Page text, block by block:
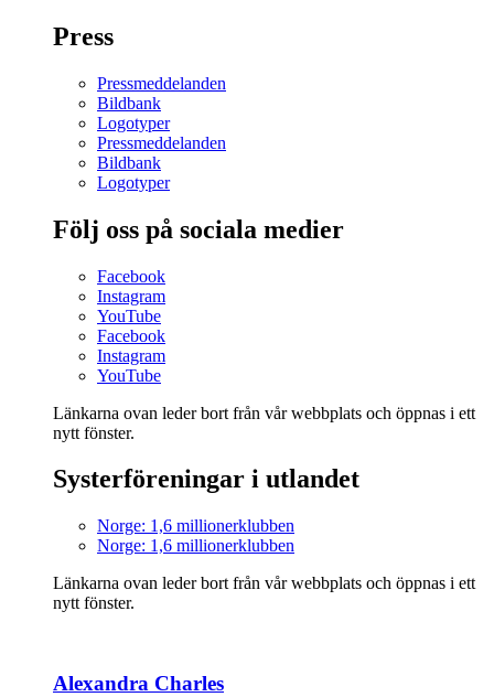
Press
Pressmeddelanden
Bildbank
Logotyper
Pressmeddelanden
Bildbank
Logotyper
Följ oss på sociala medier
Facebook
Instagram
YouTube
Facebook
Instagram
YouTube
Länkarna ovan leder bort från vår webbplats och öppnas i ett
nytt fönster.
Systerföreningar i utlandet
Norge: 1,6 millionerklubben
Norge: 1,6 millionerklubben
Länkarna ovan leder bort från vår webbplats och öppnas i ett
nytt fönster.
Alexandra Charles